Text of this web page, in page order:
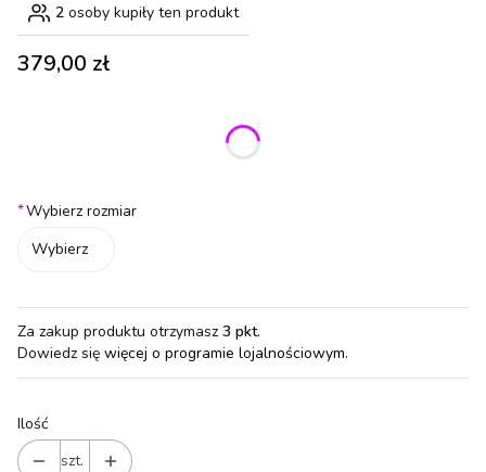
2 osoby kupiły ten produkt
Cena
379,00 zł
Poszczególne warianty mogą różnić się ceną
*Wybierz rozmiar
Wybierz
Za zakup produktu otrzymasz 3 pkt.
Dowiedz się więcej o programie lojalnościowym.
Ilość
szt.